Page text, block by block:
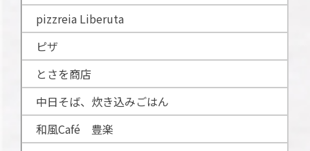
pizzreia Liberuta
ピザ
とさを商店
中日そば、炊き込みごはん
和風Café 豊楽